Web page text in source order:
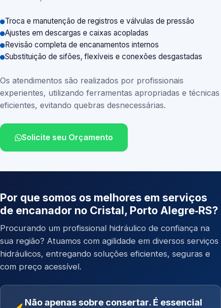
Troca e manutenção de registros e válvulas de pressão
Ajustes em descargas e caixas acopladas
Revisão completa de encanamentos internos
Substituição de sifões, flexíveis e conexões desgastadas
Os atendimentos são realizados por profissionais
experientes, utilizando ferramentas apropriadas e técnicas
eficientes, evitando quebras desnecessárias.
Solicite seu Orçamento
Por que somos os melhores em serviços
de encanador no Cristal, Porto Alegre‑RS?
Procurando um profissional hidráulico de confiança na
sua região? Atuamos com agilidade em diversos serviços
hidráulicos, entregando soluções eficientes, seguras e
com preço acessível.
Não apenas sobre consertar. É essencial